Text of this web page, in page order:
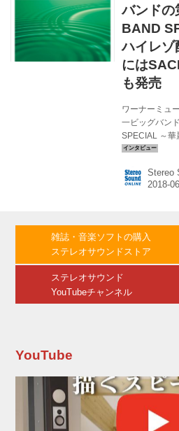
ーズ ラボの面
対応いただい
...
バンドの
BAND
ハイレゾ
には
も発売
ワーナーミュ
一ビッグバン
SPECIAL ～華
のリリースが
は以下の通り
健一ビッグバ
onkyo music
信開始 ※価格
Stereo
雑誌・音楽ソフトの購入
ステレオサウンドストア
ステレオサウンド
YouTubeチャンネル
YouTube